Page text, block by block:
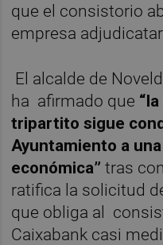
que el consistorio
empresa
El alcalde de
ha afirmado que
tripartito sigue
Ayuntamiento a
económica” tras
ratifica la solicitud
que obliga al
Caixabank casi